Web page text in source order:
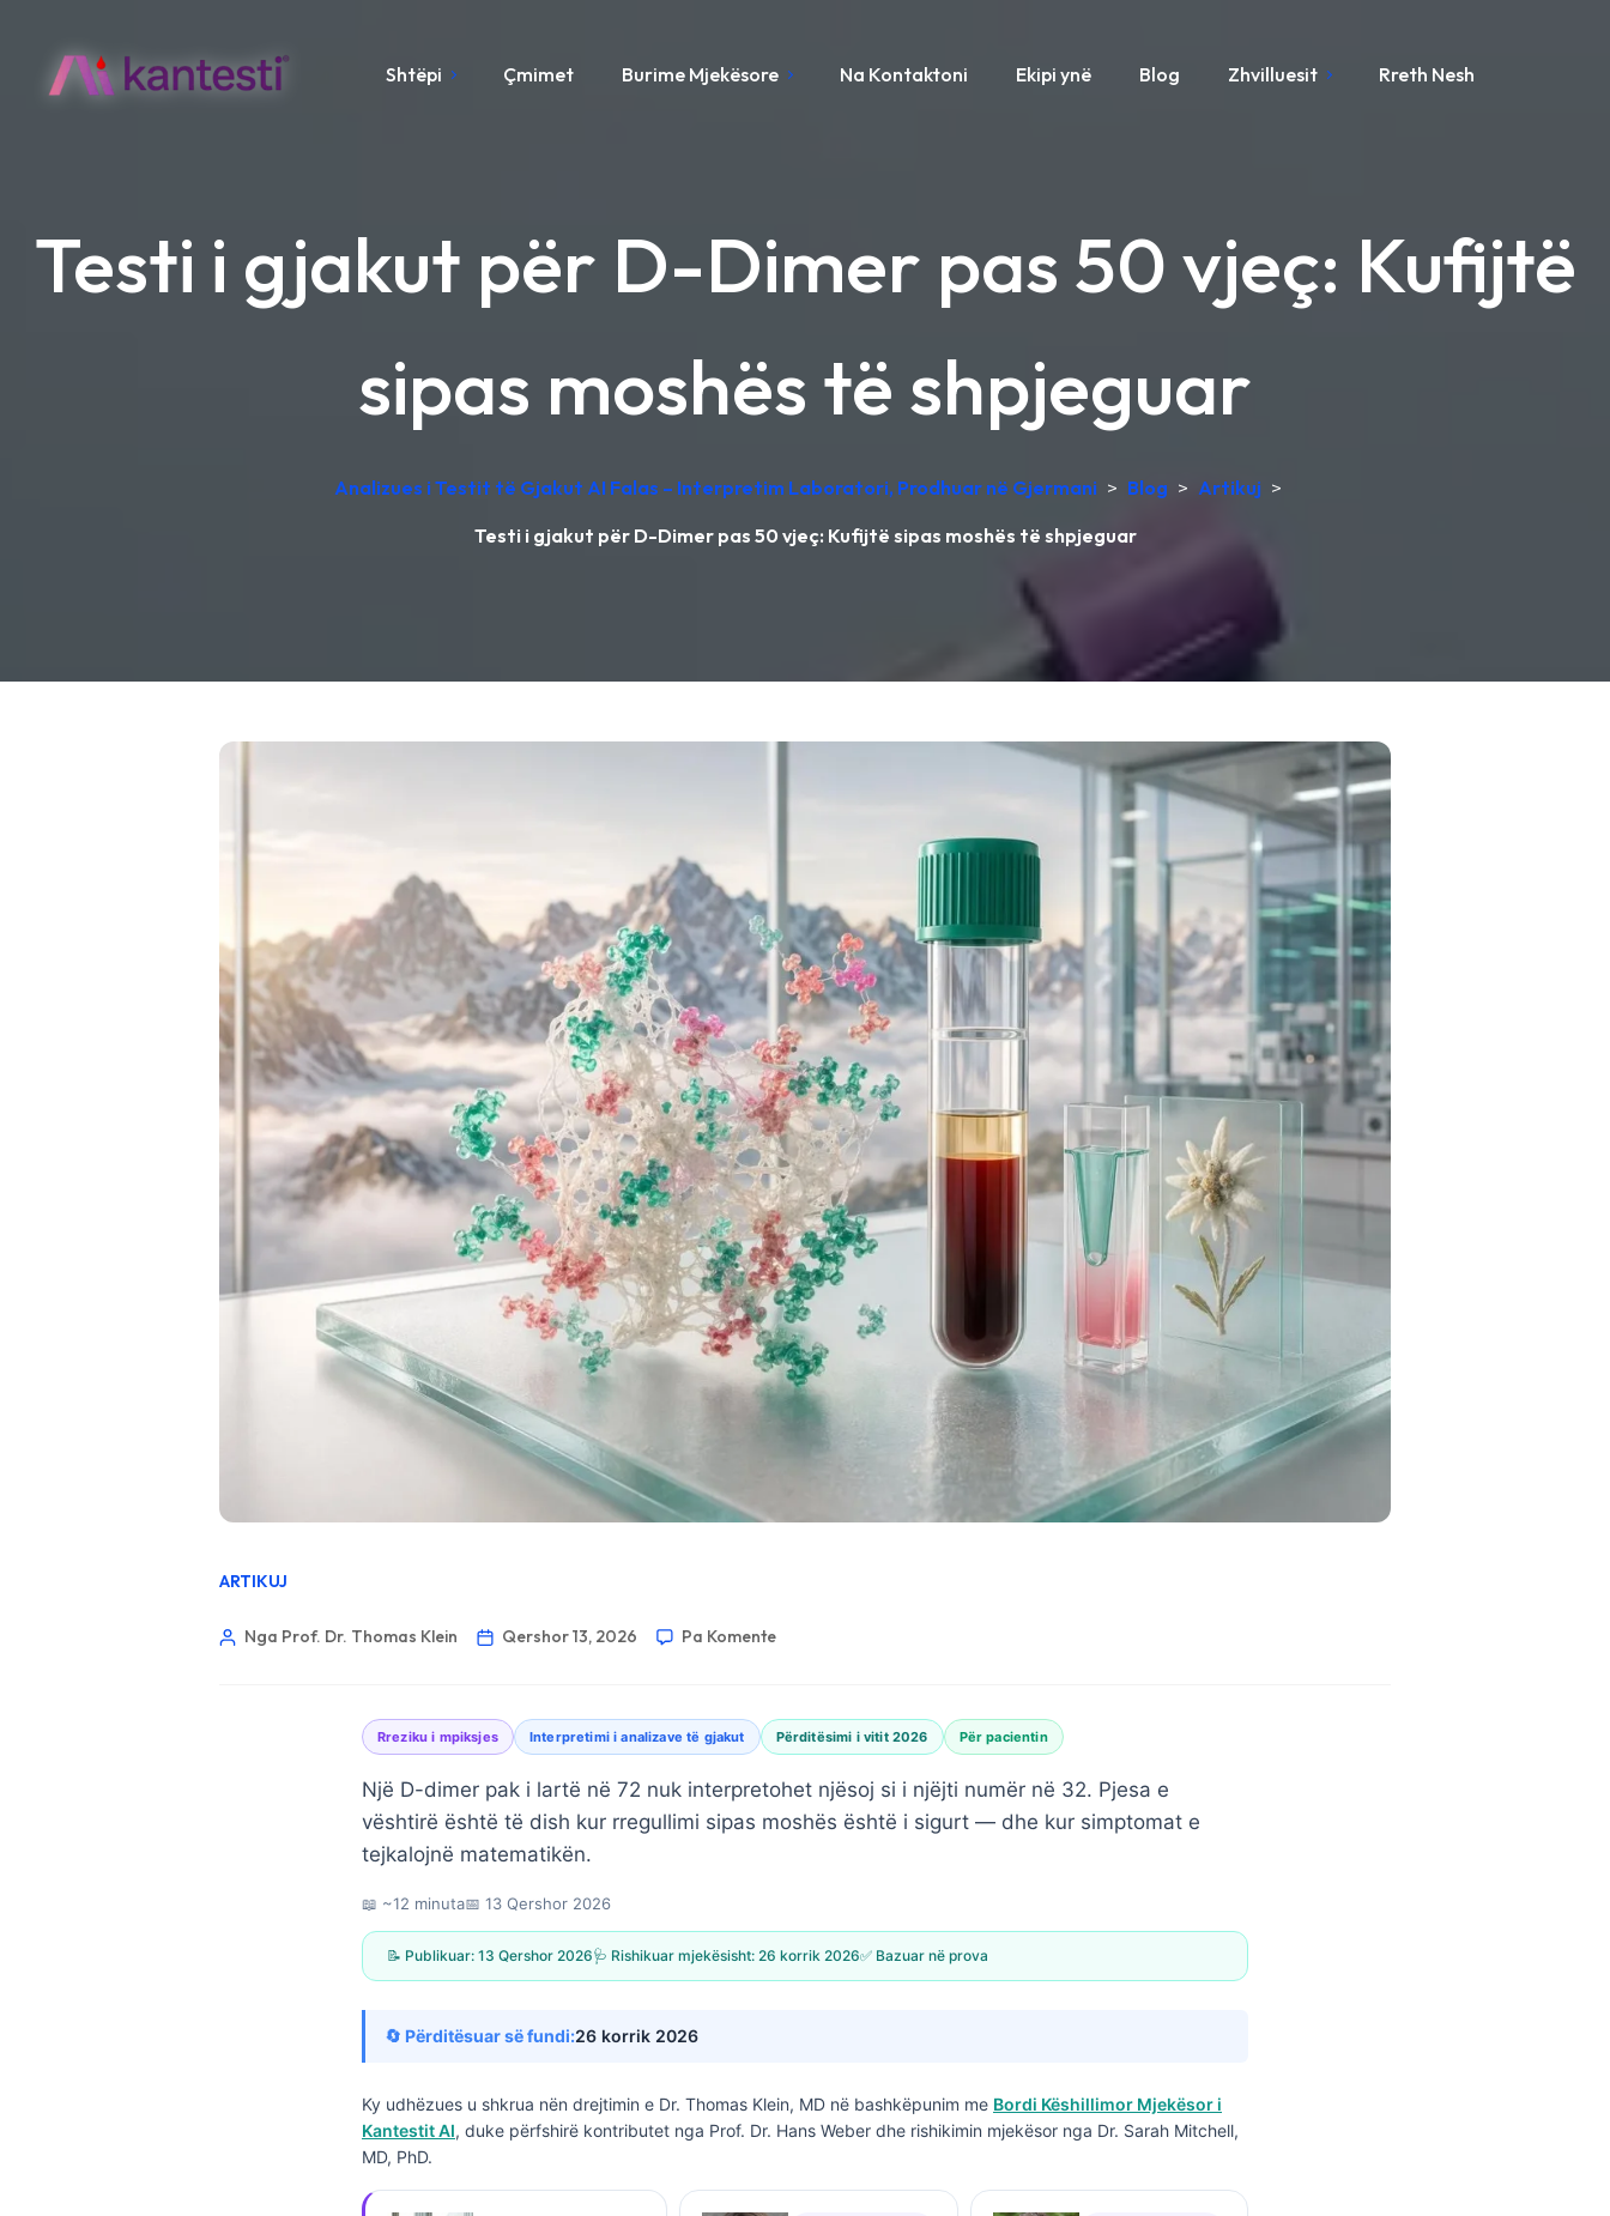
Shtëpi Çmimet Burime Mjekësore Na Kontaktoni Ekipi ynë Blog Zhvilluesit Rreth Nesh
Testi i gjakut për D-Dimer pas 50 vjeç: Kufijtë
sipas moshës të shpjeguar
Analizues i Testit të Gjakut AI Falas – Interpretim Laboratori, Prodhuar në Gjermani > Blog > Artikuj >
Testi i gjakut për D-Dimer pas 50 vjeç: Kufijtë sipas moshës të shpjeguar
ARTIKUJ
Nga Prof. Dr. Thomas Klein Qershor 13, 2026 Pa Komente
Rreziku i mpiksjes Interpretimi i analizave të gjakut Përditësimi i vitit 2026 Për pacientin
Një D-dimer pak i lartë në 72 nuk interpretohet njësoj si i njëjti numër në 32. Pjesa e
vështirë është të dish kur rregullimi sipas moshës është i sigurt — dhe kur simptomat e
tejkalojnë matematikën.
📖 ~12 minuta📅 13 Qershor 2026
📝 Publikuar: 13 Qershor 2026🩺 Rishikuar mjekësisht: 26 korrik 2026✅ Bazuar në prova
🔄 Përditësuar së fundi:26 korrik 2026
Ky udhëzues u shkrua nën drejtimin e Dr. Thomas Klein, MD në bashkëpunim me Bordi Këshillimor Mjekësor i
Kantestit AI, duke përfshirë kontributet nga Prof. Dr. Hans Weber dhe rishikimin mjekësor nga Dr. Sarah Mitchell,
MD, PhD.